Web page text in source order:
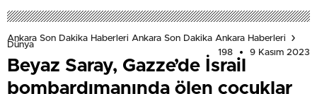
Trump İran’a rest çekti: Diğer seçeneğiniz yok